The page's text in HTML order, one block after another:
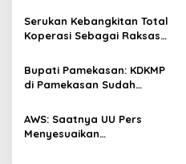
o
Nasional
Serukan Kebangkitan Total
Koperasi Sebagai Raksasa
79
Bupati Pamekasan: KDKMP
di Pamekasan Sudah
Selesai Akhir Juli 2026
AWS: Saatnya UU Pers
Menyesuaikan